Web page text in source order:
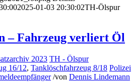
2025-01-03 20:30:02TH-Ölspur
– Fahrzeug verliert Öl
2023 TH - Ölspur
16/12, Tanklöschfahrzeug 8/18 Polizei
/von Dennis Lindemann